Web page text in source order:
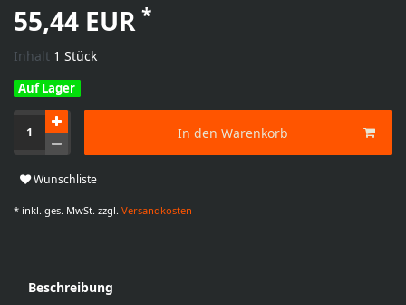
55,44 EUR *
Inhalt 1 Stück
Auf Lager
In den Warenkorb
Wunschliste
* inkl. ges. MwSt. zzgl. Versandkosten
Beschreibung